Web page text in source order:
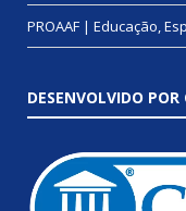
PROAAF | Educação,
DESENVOLVIDO POR